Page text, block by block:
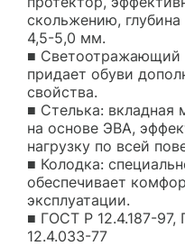
скольжению, глубина
4,5-5,0 мм.
■ Светоотражающий
придает обуви
свойства.
■ Стелька: вкладная
на основе ЭВА,
нагрузку по всей
■ Колодка:
обеспечивает
эксплуатации.
■ ГОСТ Р 12.4.187-
12.4.033-77